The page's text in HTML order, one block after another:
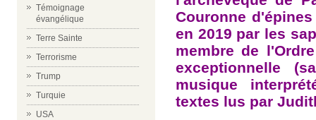
Témoignage
évangélique
Terre Sainte
Terrorisme
Trump
Turquie
USA
Couronne
en 2019 par les
membre de
exceptionnelle
musique
textes lus par